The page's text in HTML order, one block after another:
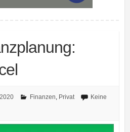
Finanzen, Privat
Keine